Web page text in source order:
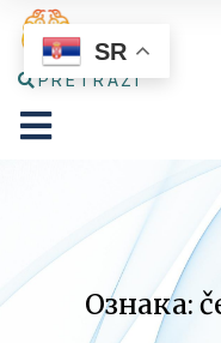
PRETRAŽI
Ознака:
SR